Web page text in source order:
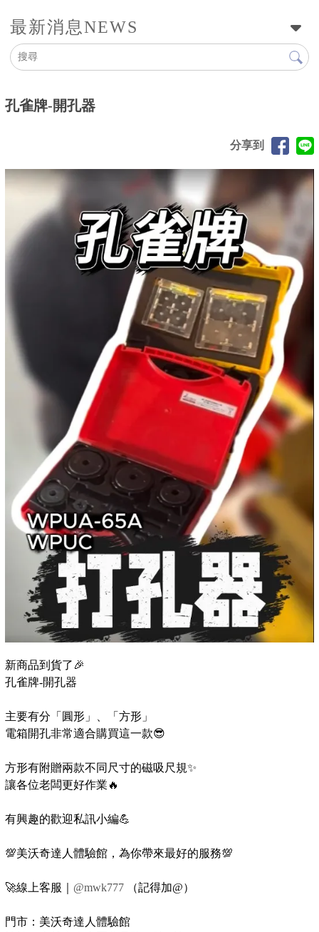
最新消息NEWS
孔雀牌-開孔器
分享到
新商品到貨了🎉
孔雀牌-開孔器
主要有分「圓形」、「方形」
電箱開孔非常適合購買這一款😎
方形有附贈兩款不同尺寸的磁吸尺規✨
讓各位老闆更好作業🔥
有興趣的歡迎私訊小編💪
💯美沃奇達人體驗館，為你帶來最好的服務💯
🚀線上客服｜ @mwk777 （記得加@）
門市：美沃奇達人體驗館